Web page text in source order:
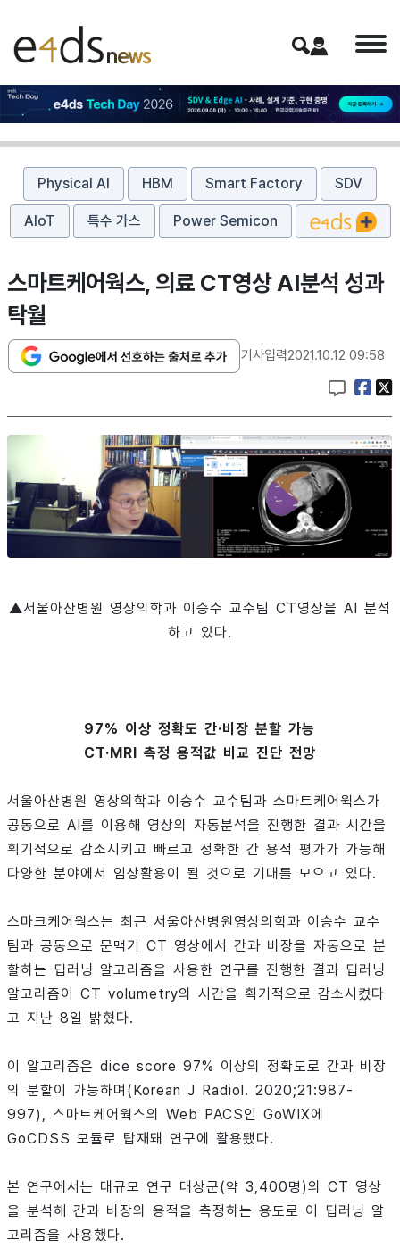
Physical AI HBM Smart Factory SDV
AIoT 특수 가스 Power Semicon
스마트케어웍스, 의료 CT영상 AI분석 성과
탁월
기사입력2021.10.12 09:58
▲서울아산병원 영상의학과 이승수 교수팀 CT영상을 AI 분석
하고 있다.
97% 이상 정확도 간·비장 분할 가능
CT·MRI 측정 용적값 비교 진단 전망
서울아산병원 영상의학과 이승수 교수팀과 스마트케어웍스가
공동으로 AI를 이용해 영상의 자동분석을 진행한 결과 시간을
획기적으로 감소시키고 빠르고 정확한 간 용적 평가가 가능해
다양한 분야에서 임상활용이 될 것으로 기대를 모으고 있다.
스마크케어웍스는 최근 서울아산병원영상의학과 이승수 교수
팀과 공동으로 문맥기 CT 영상에서 간과 비장을 자동으로 분
할하는 딥러닝 알고리즘을 사용한 연구를 진행한 결과 딥러닝
알고리즘이 CT volumetry의 시간을 획기적으로 감소시켰다
고 지난 8일 밝혔다.
이 알고리즘은 dice score 97% 이상의 정확도로 간과 비장
의 분할이 가능하며(Korean J Radiol. 2020;21:987-
997), 스마트케어웍스의 Web PACS인 GoWIX에
GoCDSS 모듈로 탑재돼 연구에 활용됐다.
본 연구에서는 대규모 연구 대상군(약 3,400명)의 CT 영상
을 분석해 간과 비장의 용적을 측정하는 용도로 이 딥러닝 알
고리즘을 사용했다.